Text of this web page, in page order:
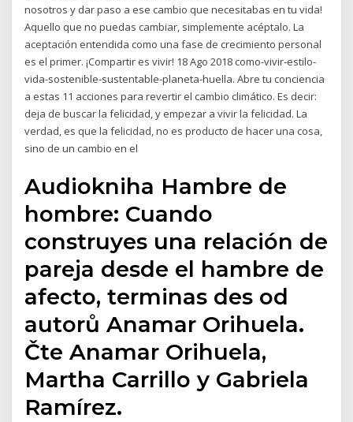
nosotros y dar paso a ese cambio que necesitabas en tu vida!
Aquello que no puedas cambiar, simplemente acéptalo. La
aceptación entendida como una fase de crecimiento personal
es el primer. ¡Compartir es vivir! 18 Ago 2018 como-vivir-estilo-
vida-sostenible-sustentable-planeta-huella. Abre tu conciencia
a estas 11 acciones para revertir el cambio climático. Es decir:
deja de buscar la felicidad, y empezar a vivir la felicidad. La
verdad, es que la felicidad, no es producto de hacer una cosa,
sino de un cambio en el
Audiokniha Hambre de
hombre: Cuando
construyes una relación de
pareja desde el hambre de
afecto, terminas des od
autorů Anamar Orihuela.
Čte Anamar Orihuela,
Martha Carrillo y Gabriela
Ramírez.